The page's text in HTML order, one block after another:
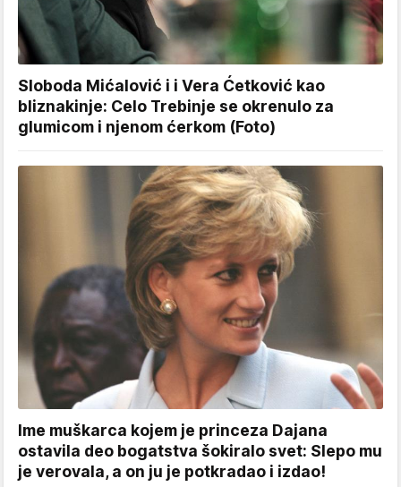
Sloboda Mićalović i i Vera Ćetković kao
bliznakinje: Celo Trebinje se okrenulo za
glumicom i njenom ćerkom (Foto)
Ime muškarca kojem je princeza Dajana
ostavila deo bogatstva šokiralo svet: Slepo mu
je verovala, a on ju je potkradao i izdao!